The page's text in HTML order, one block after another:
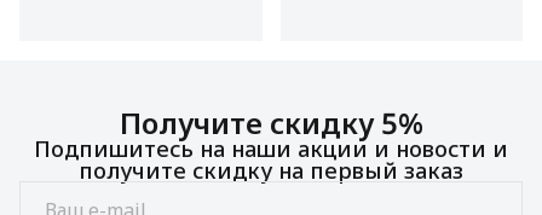
Получите скидку 5%
Подпишитесь на наши акции и новости и
получите скидку на первый заказ